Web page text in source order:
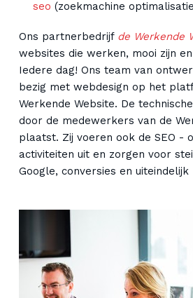
seo (zoekmachine
Ons partnerbedrijf de Werkende
websites die werken, mooi zijn
Iedere dag! Ons team van
bezig met webdesign op het
Werkende Website. De
door de medewerkers van de
plaatst. Zij voeren ook de SEO -
activiteiten uit en zorgen voor
Google, conversies en